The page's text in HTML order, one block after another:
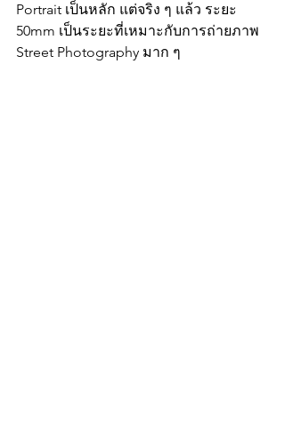
Portrait เป็นหลัก แต่จริง ๆ แล้ว ระยะ
50mm เป็นระยะที่เหมาะกับการถ่ายภาพ
Street Photography มาก ๆ